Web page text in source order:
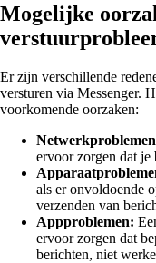
Mogelijke
Er zijn verschillende
versturen via Messenger.
voorkomende oorzaken:
ervoor zorgen dat je
als er onvoldoende
verzenden van
Appproblemen:
ervoor zorgen dat
berichten, niet